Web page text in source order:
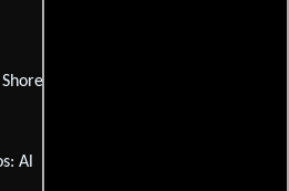
Al